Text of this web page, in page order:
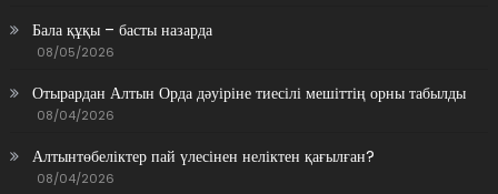
Бала құқы – басты назарда
08/05/2026
Отырардан Алтын Орда дәуіріне тиесілі мешіттің орны табылды
08/04/2026
Алтынтөбеліктер пай үлесінен неліктен қағылған?
08/04/2026